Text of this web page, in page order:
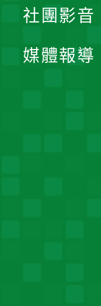
社團影音
媒體報導